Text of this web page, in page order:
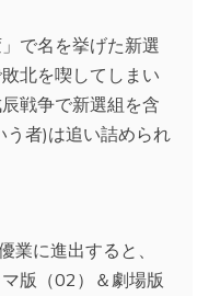
で名を挙げた新選
北を喫してしまい
戦争で新選組を含
う者)は追い詰められ
に進出すると、
版（02）＆劇場版